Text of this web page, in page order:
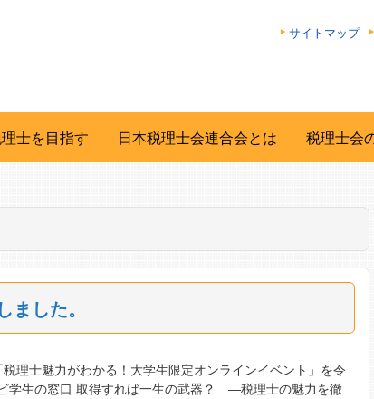
サイトマップ
士を目指す 日本税理士会連合会とは 税理士会
ました。
理士魅力がわかる！大学生限定オンラインイベント」を令
学生の窓口 取得すれば一生の武器？ ―税理士の魅力を徹